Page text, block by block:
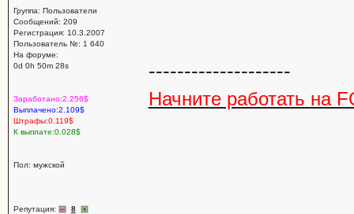
Группа: Пользователи
Сообщений: 209
Регистрация: 10.3.2007
Пользователь №: 1 640
На форуме:
0d 0h 50m 28s
Заработано:2.256$
Выплачено:2.109$
Штрафы:0.119$
К выплате:0.028$
Пол: мужской
Репутация: 8
--------------------
Начните работать на